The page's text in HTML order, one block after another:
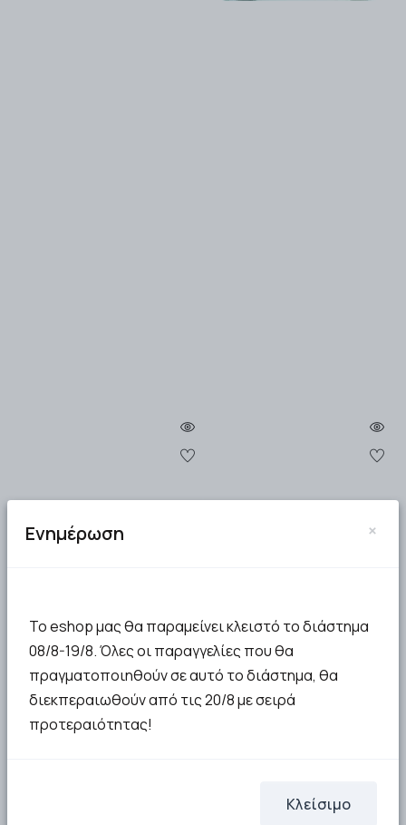
19.05€
Μη διαθέσιμο
Βάρος, BMI, Λίπος, …
49.42€
Μη διαθέσιμο
Ενημέρωση ×
Το eshop μας θα παραμείνει κλειστό το διάστημα
08/8-19/8. Όλες οι παραγγελίες που θα
πραγματοποιηθούν σε αυτό το διάστημα, θα
διεκπεραιωθούν από τις 20/8 με σειρά
προτεραιότητας!
Κλείσιμο